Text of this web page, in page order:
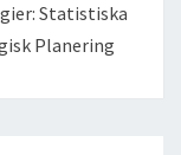
Statistiska
Planering